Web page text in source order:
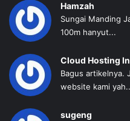
Hamzah
Sungai Manding
100m hanyut...
Cloud Hosting
Bagus artikelnya.
website kami
sugeng